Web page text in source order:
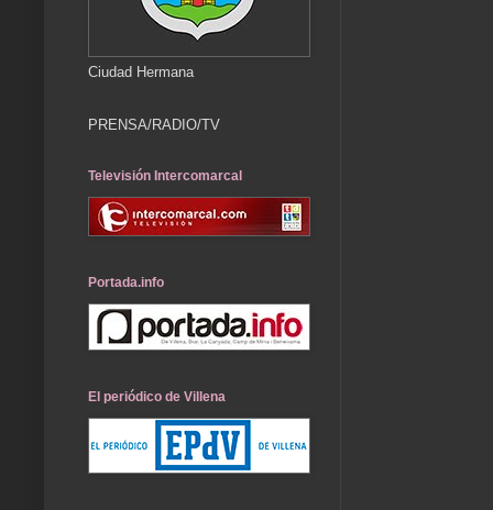
Ciudad Hermana
PRENSA/RADIO/TV
Televisión Intercomarcal
Portada.info
El periódico de Villena